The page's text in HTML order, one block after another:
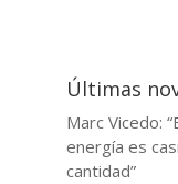
Últimas
Marc Vicedo:
energía es
cantidad”